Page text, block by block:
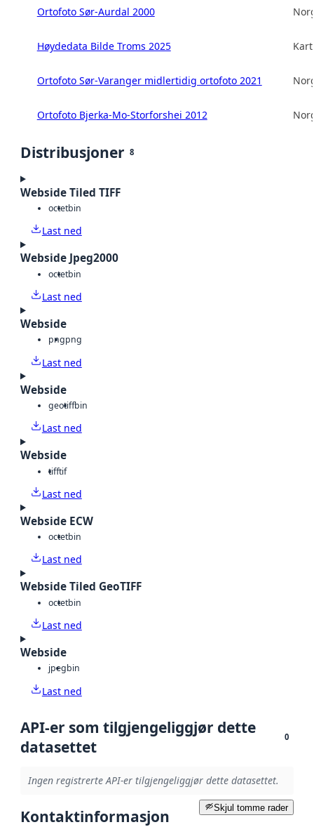
Ortofoto Sør-Aurdal 2000
Høydedata Bilde Troms 2025
Ortofoto Sør-Varanger midlertidig ortofoto 2021
Ortofoto Bjerka-Mo-Storforshei 2012
Distribusjoner 8
Webside Tiled TIFF
octetbin
Last ned
Webside Jpeg2000
octetbin
Last ned
Webside
pngpng
Last ned
Webside
geotiffbin
Last ned
Webside
tifftif
Last ned
Webside ECW
octetbin
Last ned
Webside Tiled GeoTIFF
octetbin
Last ned
Webside
jpegbin
Last ned
API-er som tilgjengeliggjør dette
datasettet
0
Ingen registrerte API-er tilgjengeliggjør dette datasettet.
Skjul tomme rader
Kontaktinformasjon